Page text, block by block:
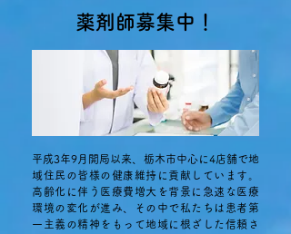
薬剤師募集中！
平成3年9月開局以来、栃木市中心に4店舗で地
域住民の皆様の健康維持に貢献しています。
高齢化に伴う医療費増大を背景に急速な医療
環境の変化が進み、その中で私たちは患者第
一主義の精神をもって地域に根ざした信頼さ